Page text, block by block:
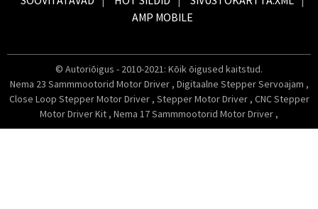
AMP MOBILE
© Autoriõigus - 2010-2021: Kõik õigused kaitstud.
Nema 23 Sammmootorid Motor Driver , Digitaalne Stepper Servoajam ,
Close Loop Stepper Motor Driver , Stepper Motor Driver , CNC Stepper
Motor Driver Kit , Nema 17 Sammmootorid Motor Driver ,